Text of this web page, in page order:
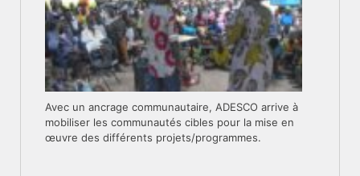
Avec un ancrage communautaire, ADESCO arrive à
mobiliser les communautés cibles pour la mise en
œuvre des différents projets/programmes.